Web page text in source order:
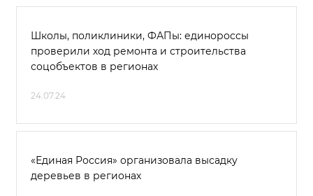
Школы, поликлиники, ФАПы: единороссы
проверили ход ремонта и строительства
соцобъектов в регионах
24.07.24
«Единая Россия» организовала высадку
деревьев в регионах